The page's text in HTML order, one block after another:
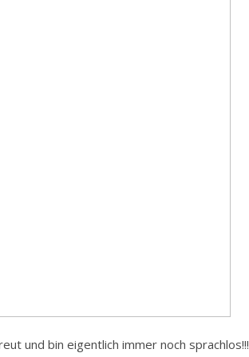
und bin eigentlich immer noch sprachlos!!!